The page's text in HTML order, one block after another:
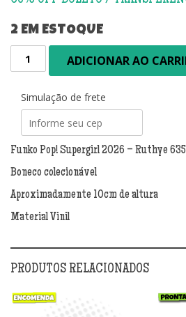
era:
R$179,90.
atual
é:
R$139,90.
2 EM ESTOQUE
Funko
Pop!
2026
Ruthye
635
quantidade
ADICIONAR AO
Simulação de frete
Funko Pop! Supergirl 2026 – Ruthye 635
Boneco colecionável
Aproximadamente 10cm de altura
Material Vinil
PRODUTOS RELACIONADOS